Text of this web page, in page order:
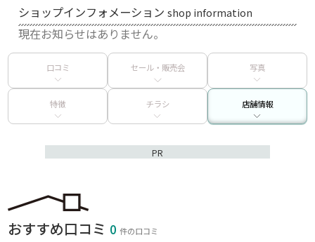
ショップインフォメーションshop information
現在お知らせはありません。
口コミ セール・販売会 写真
特徴 チラシ 店舗情報
PR
おすすめ口コミ 0件の口コミ